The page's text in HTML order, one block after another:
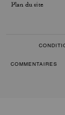
Plan du site
COMMENTAIRES